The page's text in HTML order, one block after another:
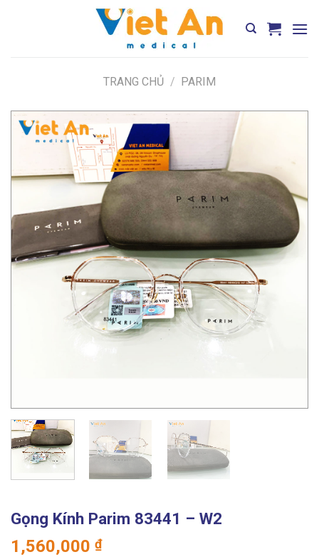
TRANG CHỦ / PARIM
Gọng Kính Parim 83441 – W2
1,560,000 ₫